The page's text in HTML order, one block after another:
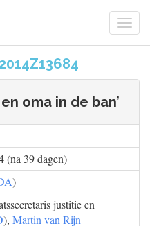
oma in de ban’
(na 39 dagen)
)
justitie en
), Martin van Rijn